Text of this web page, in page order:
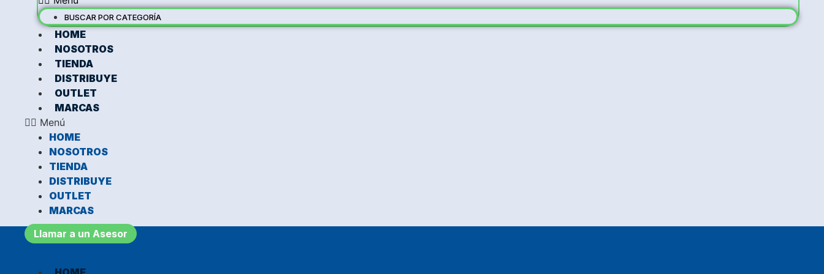
BUSCAR POR CATEGORÍA
HOME
NOSOTROS
TIENDA
DISTRIBUYE
OUTLET
MARCAS
Menú
HOME
NOSOTROS
TIENDA
DISTRIBUYE
OUTLET
MARCAS
Llamar a un Asesor